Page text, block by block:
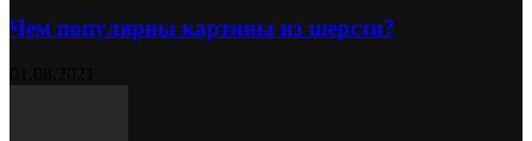
Чем популярны картины из шерсти?